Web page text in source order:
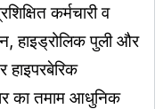
कर्मचारी व
हाइड्रोलिक पुली और
का तमाम आधुनिक